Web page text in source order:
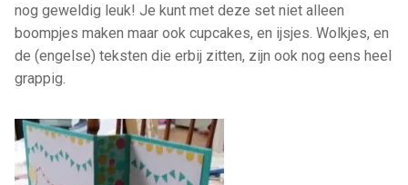
nog geweldig leuk! Je kunt met deze set niet alleen
boompjes maken maar ook cupcakes, en ijsjes. Wolkjes, en
de (engelse) teksten die erbij zitten, zijn ook nog eens heel
grappig.